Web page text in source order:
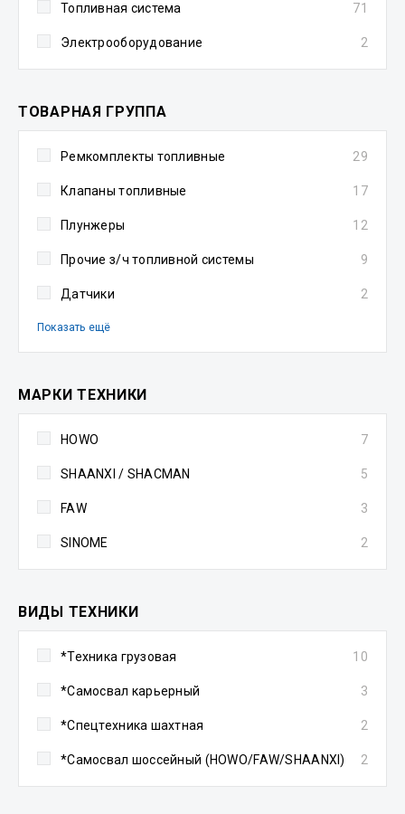
Топливная система 71
Электрооборудование 2
ТОВАРНАЯ ГРУППА
Ремкомплекты топливные 29
Клапаны топливные 17
Плунжеры 12
Прочие з/ч топливной системы 9
Датчики 2
Показать ещё
МАРКИ ТЕХНИКИ
HOWO 7
SHAANXI / SHACMAN 5
FAW 3
SINOME 2
ВИДЫ ТЕХНИКИ
*Техника грузовая 10
*Самосвал карьерный 3
*Спецтехника шахтная 2
*Самосвал шоссейный (HOWO/FAW/SHAANXI) 2